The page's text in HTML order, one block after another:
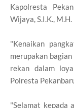
Kapolresta
Wijaya, S.I.K., M.H.
"Kenaikan
merupakan
rekan dalam
Polresta
"Selamat kepada